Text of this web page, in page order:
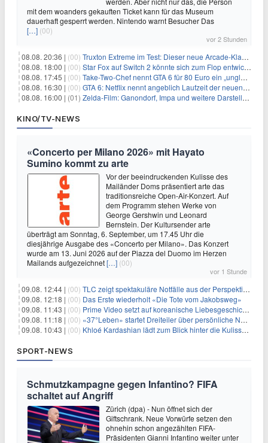
mit dem woanders gekauften Ticket kann für das Museum
dauerhaft gesperrt werden. Nintendo warnt Besucher Das
[…] (00)
vor 2 Stunden
08.08. 20:36 | (00) Truxton Extreme im Test: Dieser neue Arcade-Klassiker verzeiht dir gar nichts
08.08. 18:00 | (00) Star Fox auf Switch 2 könnte sich zum Flop entwickeln
08.08. 17:45 | (00) Take-Two-Chef nennt GTA 6 für 80 Euro ein „unglaubliches Schnäppchen“
08.08. 16:30 | (00) GTA 6: Netflix nennt angeblich Laufzeit der neuen Gameplay-Präsentation
08.08. 16:00 | (01) Zelda-Film: Ganondorf, Impa und weitere Darsteller sollen feststehen
KINO/TV-NEWS
«Concerto per Milano 2026» mit Hayato
Sumino kommt zu arte
Vor der beeindruckenden Kulisse des
Mailänder Doms präsentiert arte das
traditionsreiche Open-Air-Konzert. Auf
dem Programm stehen Werke von
George Gershwin und Leonard
Bernstein. Der Kultursender arte
überträgt am Sonntag, 6. September, um 17.45 Uhr die
diesjährige Ausgabe des «Concerto per Milano». Das Konzert
wurde am 13. Juni 2026 auf der Piazza del Duomo im Herzen
Mailands aufgezeichnet[…] (00)
vor 1 Stunde
09.08. 12:44 | (00) TLC zeigt spektakuläre Notfälle aus der Perspektive der Patienten
09.08. 12:18 | (00) Das Erste wiederholt «Die Tote vom Jakobsweg»
09.08. 11:43 | (00) Prime Video setzt auf koreanische Liebesgeschichte
09.08. 11:18 | (00) «37°Leben» startet Dreiteiler über persönliche Neuanfänge
09.08. 10:43 | (00) Khloé Kardashian lädt zum Blick hinter die Kulissen ihres Freundeskreises
SPORT-NEWS
Schmutzkampagne gegen Infantino? FIFA
schaltet auf Angriff
Zürich (dpa) - Nun öffnet sich der
Giftschrank. Neue Vorwürfe setzen den
ohnehin schon angezählten FIFA-
Präsidenten Gianni Infantino weiter unter